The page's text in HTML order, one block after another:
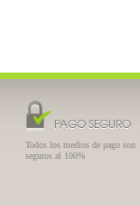
PAGO SEGURO
Todos los medios de pago son
seguros al 100%